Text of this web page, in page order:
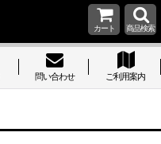
カート 商品検索
問い合わせ ご利用案内